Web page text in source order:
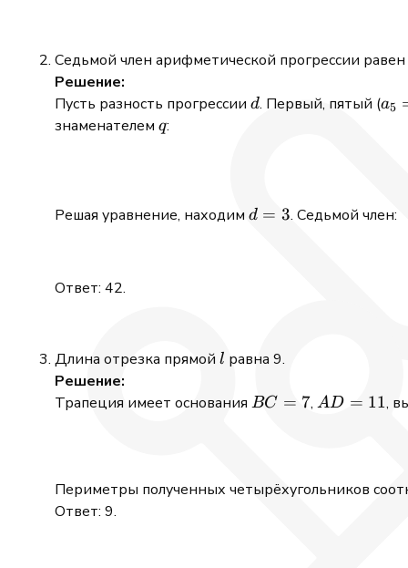
Седьмой член арифметической прогрессии
Решение:
Пусть разность прогрессии d
d. Первый, пятый (a_5
a5
знаменателем q
q:
Решая уравнение, находимd
d = 3. Седьмой член:
Ответ: 42.
Длина отрезка прямой l
l равна 9.
Решение:
Трапеция имеет основания BC
BC = 7,AD
AD = 11,
Периметры полученных четырёхугольников
Ответ: 9.